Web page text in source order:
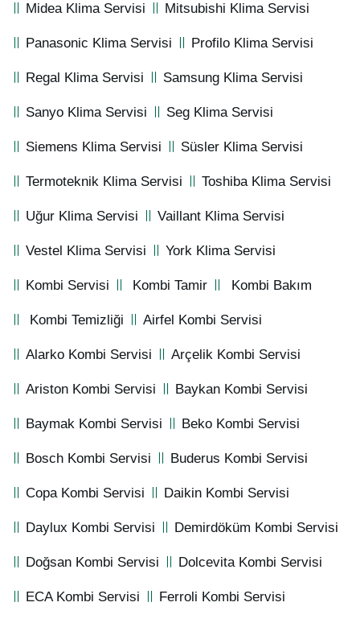
Midea Klima Servisi Mitsubishi Klima Servisi
Panasonic Klima Servisi Profilo Klima Servisi
Regal Klima Servisi Samsung Klima Servisi
Sanyo Klima Servisi Seg Klima Servisi
Siemens Klima Servisi Süsler Klima Servisi
Termoteknik Klima Servisi Toshiba Klima Servisi
Uğur Klima Servisi Vaillant Klima Servisi
Vestel Klima Servisi York Klima Servisi
Kombi Servisi Kombi Tamir Kombi Bakım
Kombi Temizliği Airfel Kombi Servisi
Alarko Kombi Servisi Arçelik Kombi Servisi
Ariston Kombi Servisi Baykan Kombi Servisi
Baymak Kombi Servisi Beko Kombi Servisi
Bosch Kombi Servisi Buderus Kombi Servisi
Copa Kombi Servisi Daikin Kombi Servisi
Daylux Kombi Servisi Demirdöküm Kombi Servisi
Doğsan Kombi Servisi Dolcevita Kombi Servisi
ECA Kombi Servisi Ferroli Kombi Servisi